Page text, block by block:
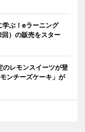
学ぶ！eラーニング
）の販売をスター
のレモンスイーツが登
ンチーズケーキ」が